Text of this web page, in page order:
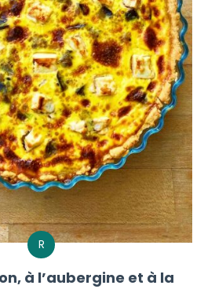
R
à l’aubergine et à la